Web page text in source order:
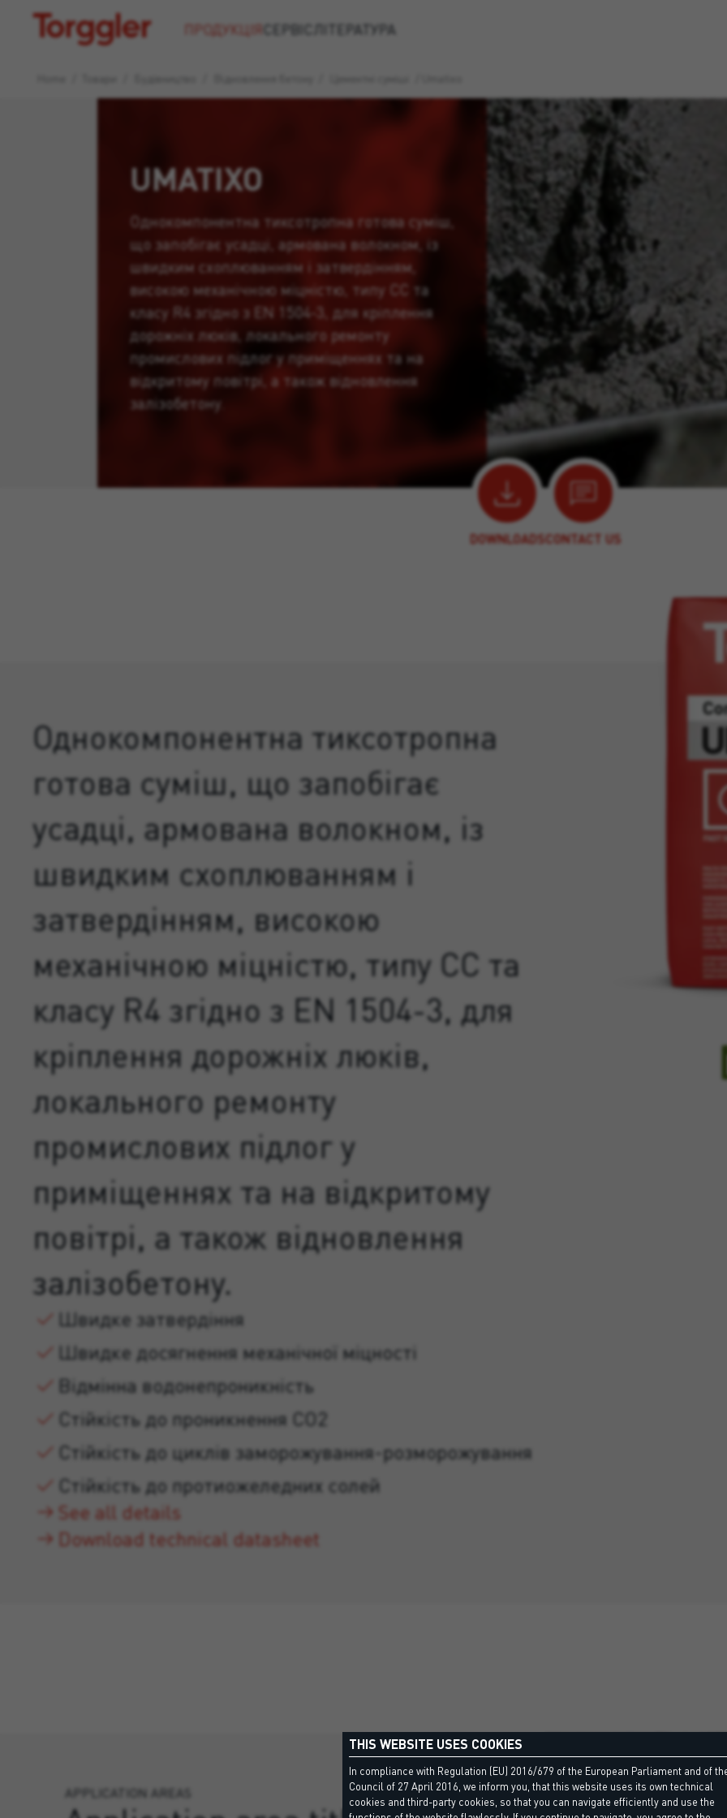
Torggler ПРОДУКЦІЯ СЕРВІС ЛІТЕРАТУРА
UMATIXO
Однокомпонентна тиксотропна готова суміш,
що запобігає усадці, армована волокном, із
швидким схоплюванням і затвердінням,
високою механічною міцністю, типу CC та
класу R4 згідно з EN 1504-3, для кріплення
дорожніх люків, локального ремонту
промислових підлог у приміщеннях та на
відкритому повітрі, а також відновлення
залізобетону.
DOWNLOADSCONTACT US
Однокомпонентна тиксотропна
готова суміш, що запобігає
усадці, армована волокном, із
швидким схоплюванням і
затвердінням, високою
механічною міцністю, типу CC та
класу R4 згідно з EN 1504-3, для
кріплення дорожніх люків,
локального ремонту
промислових підлог у
приміщеннях та на відкритому
повітрі, а також відновлення
залізобетону.
Швидке затвердіння
Швидке досягнення механічної міцності
Відмінна водонепроникність
Стійкість до проникнення CO2
Стійкість до циклів заморожування-розморожування
Стійкість до протиожеледних солей
See all details
Download technical datasheet
APPLICATION AREAS
THIS WEBSITE USES COOKIES
In compliance with Regulation (EU) 2016/679 of the European Parliament and of
Council of 27 April 2016, we inform you, that this website uses its own technical
cookies and third-party cookies, so that you can navigate efficiently and use the